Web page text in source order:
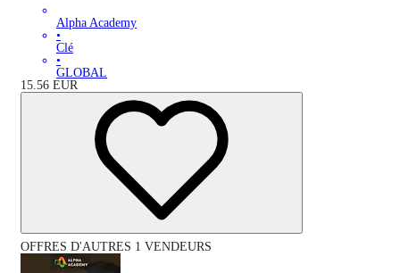
Alpha Academy
•
Clé
•
GLOBAL
15.56 EUR
OFFRES D'AUTRES 1 VENDEURS